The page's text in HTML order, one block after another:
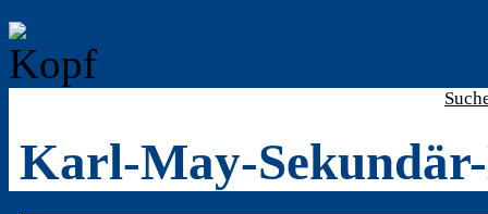
Karl-May-